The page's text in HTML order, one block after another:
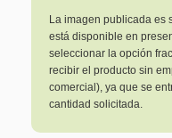
La imagen publicada es
está disponible en
seleccionar la opción
recibir el producto sin
comercial), ya que se
cantidad solicitada.